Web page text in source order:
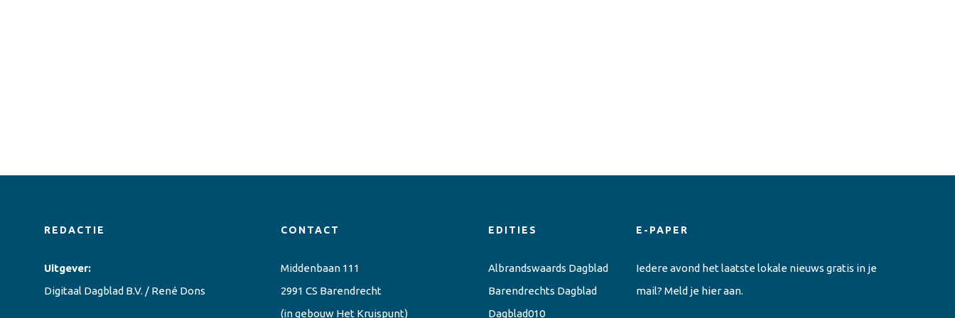
REDACTIE
Uitgever:
Digitaal Dagblad B.V. / René Dons
CONTACT
Middenbaan 111
2991 CS Barendrecht
(in gebouw Het Kruispunt)
EDITIES
Albrandswaards Dagblad
Barendrechts Dagblad
Dagblad010
E-PAPER
Iedere avond het laatste lokale nieuws gratis in je
mail? Meld je hier aan.